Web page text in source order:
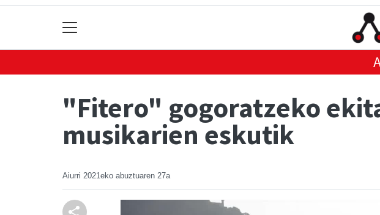
"Fitero" gogoratzeko
musikarien eskutik
Aiurri 2021eko abuztuaren 27a